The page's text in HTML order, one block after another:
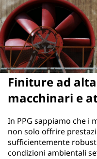
Finiture ad
macchinari e
In PPG sappiamo che i
non solo offrire
sufficientemente
condizioni ambientali